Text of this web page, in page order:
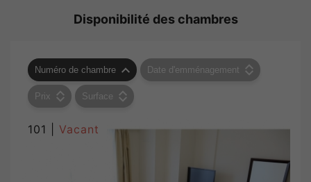
Disponibilité des chambres
Numéro de chambre Date d'emménagement
Prix Surface
101 | Vacant